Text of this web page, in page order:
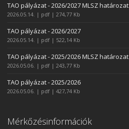
TAO pályázat - 2026/2027 MLSZ határozat
2026.05.14. | pdf | 274,77 Kb
TAO pályázat - 2026/2027
2026.05.14. | pdf | 522,14 Kb
TAO pályázat - 2025/2026 MLSZ határozat
2026.05.06. | pdf | 243,77 Kb
TAO pályázat - 2025/2026
2026.05.06. | pdf | 427,74 Kb
Mérkőzésinformációk